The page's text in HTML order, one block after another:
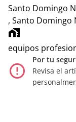
Santo Domingo
, Santo Domingo
home_work
equipos
error_outline
Por tu
Revisa el